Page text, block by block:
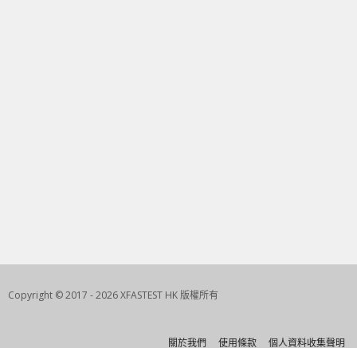
Copyright © 2017 - 2026 XFASTEST HK 版權所有
關於我們 使用條款 個人資料收集聲明